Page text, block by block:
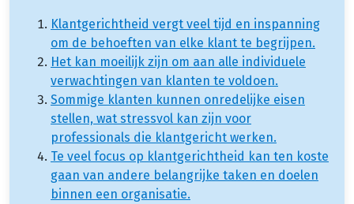
Klantgerichtheid vergt veel tijd en inspanning
om de behoeften van elke klant te begrijpen.
Het kan moeilijk zijn om aan alle individuele
verwachtingen van klanten te voldoen.
Sommige klanten kunnen onredelijke eisen
stellen, wat stressvol kan zijn voor
professionals die klantgericht werken.
Te veel focus op klantgerichtheid kan ten koste
gaan van andere belangrijke taken en doelen
binnen een organisatie.